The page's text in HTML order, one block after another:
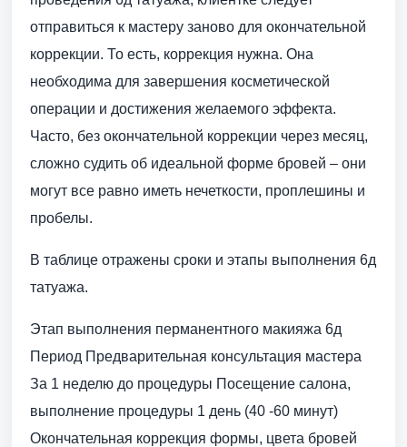
отправиться к мастеру заново для окончательной
коррекции. То есть, коррекция нужна. Она
необходима для завершения косметической
операции и достижения желаемого эффекта.
Часто, без окончательной коррекции через месяц,
сложно судить об идеальной форме бровей – они
могут все равно иметь нечеткости, проплешины и
пробелы.
В таблице отражены сроки и этапы выполнения 6д
татуажа.
Этап выполнения перманентного макияжа 6д
Период Предварительная консультация мастера
За 1 неделю до процедуры Посещение салона,
выполнение процедуры 1 день (40 -60 минут)
Окончательная коррекция формы, цвета бровей